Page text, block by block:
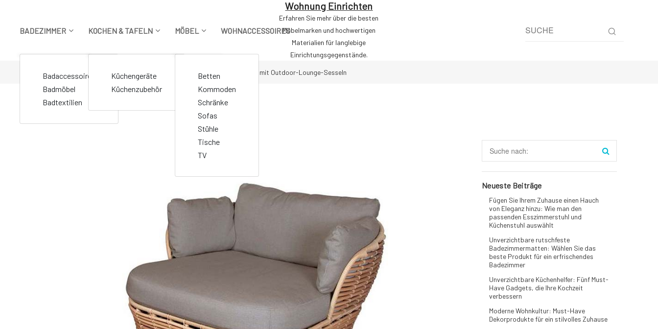
BADEZIMMER
Badaccessoires
Badmöbel
Badtextilien
KOCHEN & TAFELN
Küchengeräte
Küchenzubehör
MÖBEL
Betten
Kommoden
Schränke
Sofas
Stühle
Tische
TV
WOHNACCESSOIRES
Wohnung Einrichten
Erfahren Sie mehr über die besten
Möbelmarken und hochwertigen
Materialien für langlebige
Einrichtungsgegenstände.
STARTSEITE > >SOFAS Entspannte Stunden: Das Urlaubsgefühl mit Outdoor-Lounge-Sesseln
Neueste Beiträge
Fügen Sie Ihrem Zuhause einen Hauch
von Eleganz hinzu: Wie man den
passenden Esszimmerstuhl und
Küchenstuhl auswählt
Unverzichtbare rutschfeste
Badezimmermatten: Wählen Sie das
beste Produkt für ein erfrischendes
Badezimmer
Unverzichtbare Küchenhelfer: Fünf Must-
Have Gadgets, die Ihre Kochzeit
verbessern
Moderne Wohnkultur: Must-Have
Dekorprodukte für ein stilvolles Zuhause